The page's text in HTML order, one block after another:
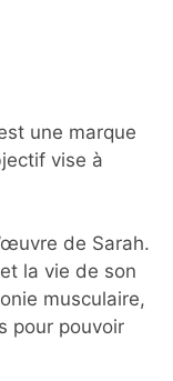
une marque
vise à
de Sarah.
la vie de son
musculaire,
pour pouvoir